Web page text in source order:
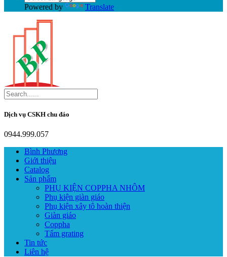
Powered by Translate
Dịch vụ CSKH chu đáo
0944.999.057
Bình Phương
Giới thiệu
Catalog
Sản phẩm
PHỤ KIỆN COPPHA NHÔM
Phụ kiện giàn giáo
Phụ kiện xây tô hoàn thiện
Giàn giáo
Coppha
Tấm grating
Tin tức
Liên hệ